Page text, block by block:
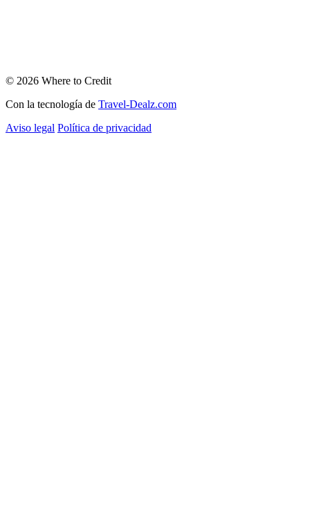
© 2026 Where to Credit
Con la tecnología de Travel-Dealz.com
Aviso legal Política de privacidad